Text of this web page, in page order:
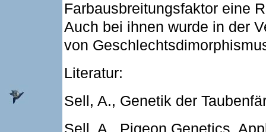
Farbausbreitungsfaktor eine
Auch bei ihnen wurde in der
von
Literatur:
Sell, A., Genetik der
Sell, A., Pigeon Genetics.